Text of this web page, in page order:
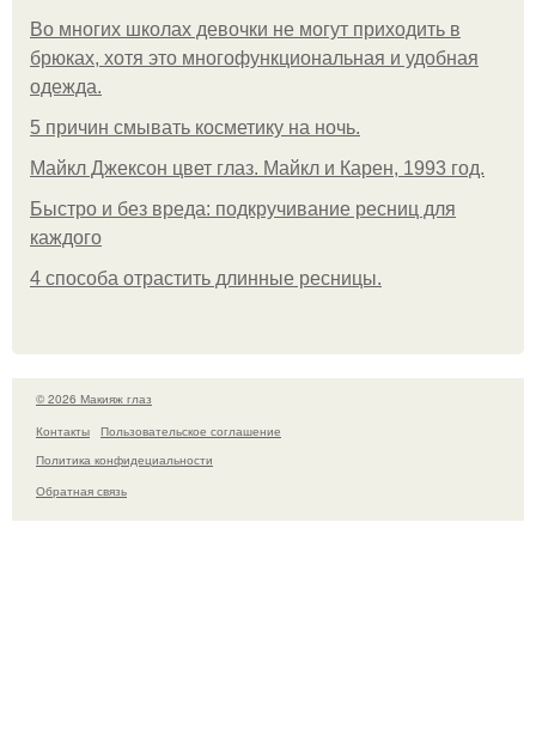
Во многих школах девочки не могут приходить в
брюках, хотя это многофункциональная и удобная
одежда.
5 причин смывать косметику на ночь.
Майкл Джексон цвет глаз. Майкл и Карен, 1993 год.
Быстро и без вреда: подкручивание ресниц для
каждого
4 способа отрастить длинные ресницы.
© 2026 Макияж глаз
Контакты
Пользовательское соглашение
Политика конфидециальности
Обратная связь